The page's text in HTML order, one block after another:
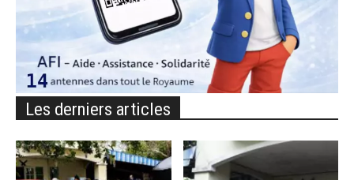
Les derniers articles